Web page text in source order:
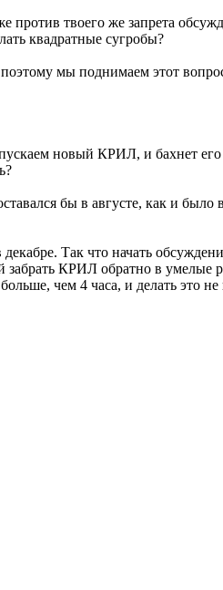
против твоего же запрета
квадратные сугробы?
мы поднимаем этот
новый КРИЛ, и бахнет
бы в августе, как и
Так что начать
КРИЛ обратно в умелые
чем 4 часа, и делать это